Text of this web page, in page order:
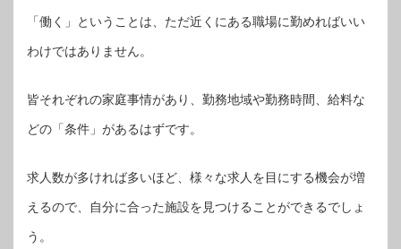
「働く」ということは、ただ近くにある職場に勤めればいい
わけではありません。
皆それぞれの家庭事情があり、勤務地域や勤務時間、給料な
どの「条件」があるはずです。
求人数が多ければ多いほど、様々な求人を目にする機会が増
えるので、自分に合った施設を見つけることができるでしょ
う。